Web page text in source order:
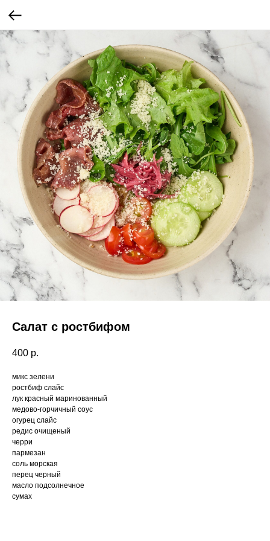
Салат с ростбифом
400 р.
микс зелени
ростбиф слайс
лук красный маринованный
медово-горчичный соус
огурец слайс
редис очищеный
черри
пармезан
соль морская
перец черный
масло подсолнечное
сумах